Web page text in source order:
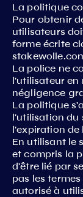
La politique
Pour obtenir
utilisateurs
forme écrite
La police ne
l'utilisateur en
négligence
La politique
l'utilisation du
l'expiration de
En utilisant le
et compris la
d'être lié par
pas les
autorisé à